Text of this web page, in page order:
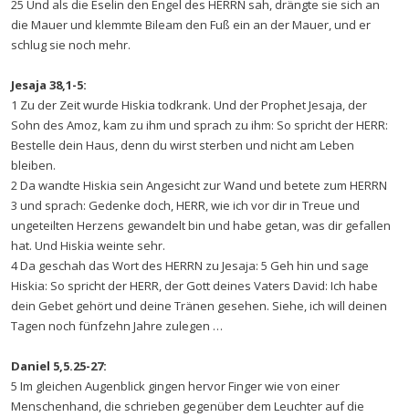
25 Und als die Eselin den Engel des HERRN sah, drängte sie sich an
die Mauer und klemmte Bileam den Fuß ein an der Mauer, und er
schlug sie noch mehr.
Jesaja 38,1-5:
1 Zu der Zeit wurde Hiskia todkrank. Und der Prophet Jesaja, der
Sohn des Amoz, kam zu ihm und sprach zu ihm: So spricht der HERR:
Bestelle dein Haus, denn du wirst sterben und nicht am Leben
bleiben.
2 Da wandte Hiskia sein Angesicht zur Wand und betete zum HERRN
3 und sprach: Gedenke doch, HERR, wie ich vor dir in Treue und
ungeteilten Herzens gewandelt bin und habe getan, was dir gefallen
hat. Und Hiskia weinte sehr.
4 Da geschah das Wort des HERRN zu Jesaja: 5 Geh hin und sage
Hiskia: So spricht der HERR, der Gott deines Vaters David: Ich habe
dein Gebet gehört und deine Tränen gesehen. Siehe, ich will deinen
Tagen noch fünfzehn Jahre zulegen …
Daniel 5,5.25-27:
5 Im gleichen Augenblick gingen hervor Finger wie von einer
Menschenhand, die schrieben gegenüber dem Leuchter auf die